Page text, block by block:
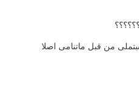
من قبل ماتنامى اصلا